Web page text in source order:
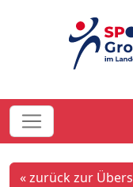
« zurück zur